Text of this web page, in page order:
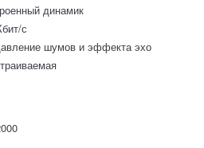
динамик
с
шумов и эффекта эхо